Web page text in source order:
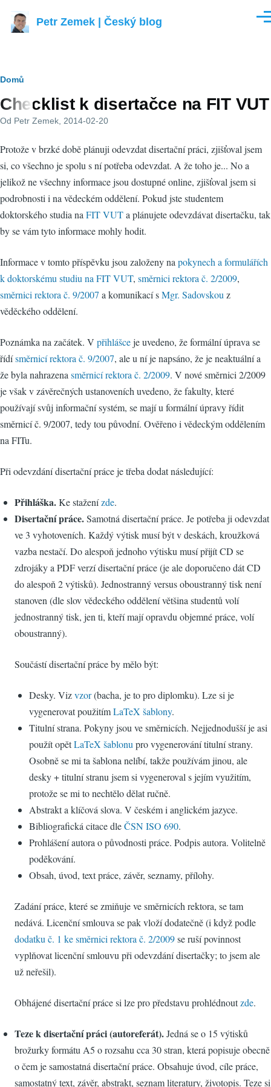
Petr Zemek | Český blog
Drobečková
navigace
Domů
Checklist k disertačce na FIT VUT
Od Petr Zemek , 2014-02-20
Protože v brzké době plánuji odevzdat disertační práci, zjišťoval jsem
si, co všechno je spolu s ní potřeba odevzdat. A že toho je... No a
jelikož ne všechny informace jsou dostupné online, zjišťoval jsem si
podrobnosti i na vědeckém oddělení. Pokud jste studentem
doktorského studia na FIT VUTa plánujete odevzdávat disertačku, tak
by se vám tyto informace mohly hodit.
Informace v tomto příspěvku jsou založeny na pokynech a formulářích
k doktorskému studiu na FIT VUT, směrnici rektora č. 2/2009,
směrnici rektora č. 9/2007 a komunikací sMgr. Sadovskou z
věděckého oddělení.
Poznámka na začátek. V přihlášceje uvedeno, že formální úprava se
řídísměrnicí rektora č. 9/2007, ale u ní je napsáno, že je neaktuální a
že byla nahrazena směrnicí rektora č. 2/2009. V nové směrnici 2/2009
je však v závěrečných ustanoveních uvedeno, že fakulty, které
používají svůj informační systém, se mají u formální úpravy řídit
směrnicí č. 9/2007, tedy tou původní. Ověřeno i vědeckým oddělením
na FITu.
Při odevzdání disertační práce je třeba dodat následující:
Přihláška.Ke staženízde.
Disertační práce.Samotná disertační práce. Je potřeba ji odevzdat
ve 3 vyhotoveních. Každý výtisk musí být v deskách, kroužková
vazba nestačí. Do alespoň jednoho výtisku musí přijít CD se
zdrojáky a PDF verzí disertační práce (je ale doporučeno dát CD
do alespoň 2 výtisků). Jednostranný versus oboustranný tisk není
stanoven (dle slov vědeckého oddělení většina studentů volí
jednostranný tisk, jen ti, kteří mají opravdu objemné práce, volí
oboustranný).
Součástí disertační práce by mělo být:
Desky. Vizvzor(bacha, je to pro diplomku). Lze si je
vygenerovat použitímLaTeX šablony.
Titulní strana. Pokyny jsou ve směrnicích. Nejjednodušší je asi
použít opětLaTeX šablonu pro vygenerování titulní strany.
Osobně se mi ta šablona nelíbí, takže používám jinou, ale
desky + titulní stranu jsem si vygeneroval s jejím využitím,
protože se mi to nechtělo dělat ručně.
Abstrakt a klíčová slova. V českém i anglickém jazyce.
Bibliografická citace dleČSN ISO 690.
Prohlášení autora o původnosti práce. Podpis autora. Volitelně
poděkování.
Obsah, úvod, text práce, závěr, seznamy, přílohy.
Zadání práce, které se zmiňuje ve směrnicích rektora, se tam
nedává. Licenční smlouva se pak vloží dodatečně (i když podle
dodatku č. 1 ke směrnici rektora č. 2/2009se ruší povinnost
vyplňovat licenční smlouvu při odevzdání disertačky; to jsem ale
už neřešil).
Obhájené disertační práce si lze pro představu prohlédnoutzde.
Teze k disertační práci (autoreferát).Jedná se o 15 výtisků
brožurky formátu A5 o rozsahu cca 30 stran, která popisuje obecně
o čem je samostatná disertační práce. Obsahuje úvod, cíle práce,
samostatný text, závěr, abstrakt, seznam literatury, životopis. Teze si